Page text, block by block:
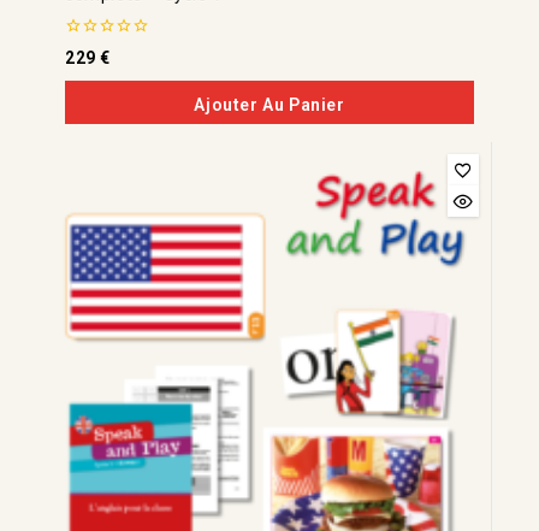
0
de
5
229€
Ajouter Au Panier